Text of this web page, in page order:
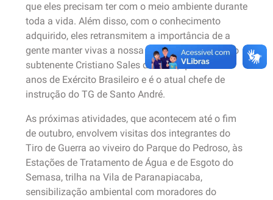
que eles precisam ter com o meio ambiente durante
toda a vida. Além disso, com o conhecimento
adquirido, eles retransmitem a importância de a
gente manter vivas a nossa fauna e flora”, disse o
subtenente Cristiano Sales da Silva, que tem 23
anos de Exército Brasileiro e é o atual chefe de
instrução do TG de Santo André.
As próximas atividades, que acontecem até o fim
de outubro, envolvem visitas dos integrantes do
Tiro de Guerra ao viveiro do Parque do Pedroso, às
Estações de Tratamento de Água e de Esgoto do
Semasa, trilha na Vila de Paranapiacaba,
sensibilização ambiental com moradores do